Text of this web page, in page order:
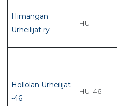
Himangan
Urheilijat ry
HU
Hollolan Urheilijat
-46
HU-46